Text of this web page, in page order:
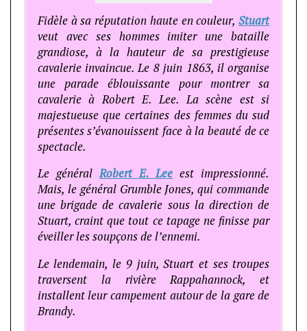
Fidèle à sa réputation haute en couleur,Stuart
veut avec ses hommes imiter une bataille
grandiose, à la hauteur de sa prestigieuse
cavalerie invaincue. Le 8 juin 1863, il organise
une parade éblouissante pour montrer sa
cavalerie à Robert E. Lee. La scène est si
majestueuse que certaines des femmes du sud
présentes s’évanouissent face à la beauté de ce
spectacle.
Le généralRobert E. Lee est impressionné.
Mais, le général Grumble Jones, qui commande
une brigade de cavalerie sous la direction de
Stuart, craint que tout ce tapage ne finisse par
éveiller les soupçons de l’ennemi.
Le lendemain, le 9 juin, Stuart et ses troupes
traversent la rivière Rappahannock, et
installent leur campement autour de la gare de
Brandy.